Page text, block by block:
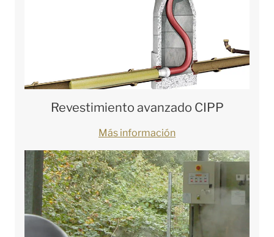
Revestimiento avanzado CIPP
Más información